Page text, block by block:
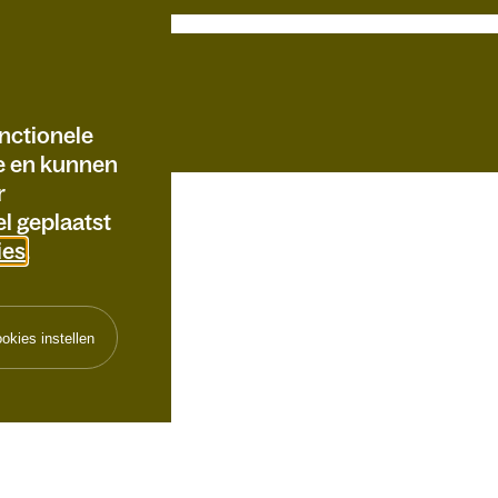
en kunnen
geplaatst
.
instellen